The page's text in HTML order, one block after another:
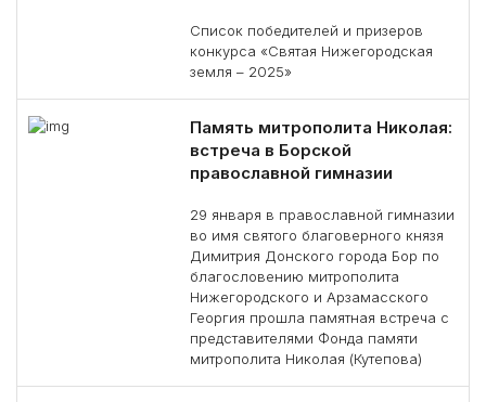
Список победителей и призеров
конкурса «Святая Нижегородская
земля – 2025»
Память митрополита Николая:
встреча в Борской
православной гимназии
29 января в православной гимназии
во имя святого благоверного князя
Димитрия Донского города Бор по
благословению митрополита
Нижегородского и Арзамасского
Георгия прошла памятная встреча с
представителями Фонда памяти
митрополита Николая (Кутепова)